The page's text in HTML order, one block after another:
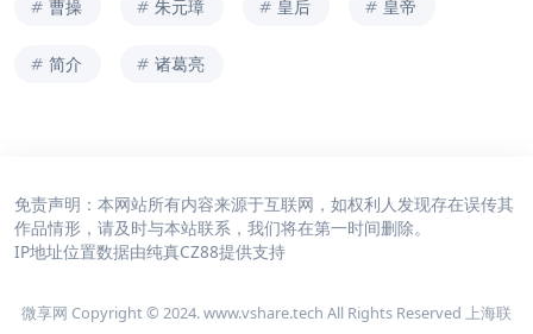
曹操 朱元璋 皇后 皇帝
简介 诸葛亮
免责声明：本网站所有内容来源于互联网，如权利人发现存在误传其
作品情形，请及时与本站联系，我们将在第一时间删除。
IP地址位置数据由纯真CZ88提供支持
微享网 Copyright © 2024. www.vshare.tech All Rights Reserved 上海联